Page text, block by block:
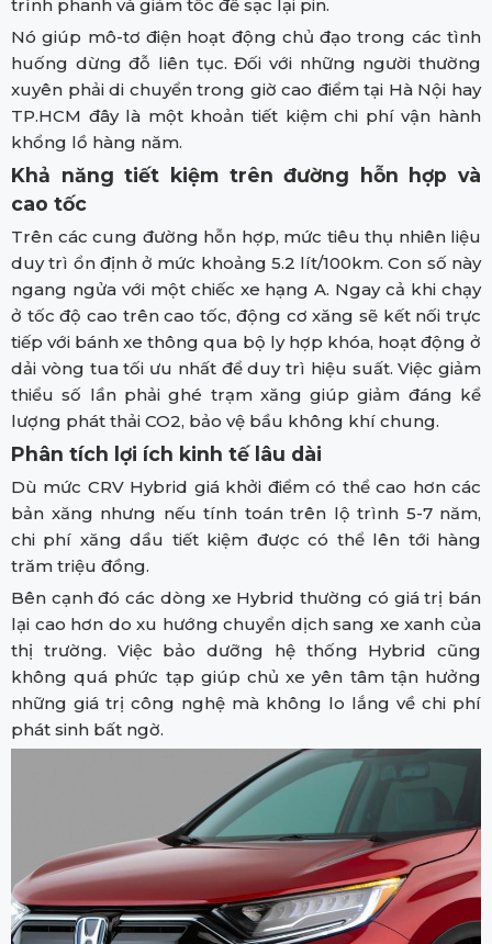
trình phanh và giảm tốc để sạc lại pin.
Nó giúp mô-tơ điện hoạt động chủ đạo trong các tình
huống dừng đỗ liên tục. Đối với những người thường
xuyên phải di chuyển trong giờ cao điểm tại Hà Nội hay
TP.HCM đây là một khoản tiết kiệm chi phí vận hành
khổng lồ hàng năm.
Khả năng tiết kiệm trên đường hỗn hợp và
cao tốc
Trên các cung đường hỗn hợp, mức tiêu thụ nhiên liệu
duy trì ổn định ở mức khoảng 5.2 lít/100km. Con số này
ngang ngửa với một chiếc xe hạng A. Ngay cả khi chạy
ở tốc độ cao trên cao tốc, động cơ xăng sẽ kết nối trực
tiếp với bánh xe thông qua bộ ly hợp khóa, hoạt động ở
dải vòng tua tối ưu nhất để duy trì hiệu suất. Việc giảm
thiểu số lần phải ghé trạm xăng giúp giảm đáng kể
lượng phát thải CO2, bảo vệ bầu không khí chung.
Phân tích lợi ích kinh tế lâu dài
Dù mức CRV Hybrid giá khởi điểm có thể cao hơn các
bản xăng nhưng nếu tính toán trên lộ trình 5-7 năm,
chi phí xăng dầu tiết kiệm được có thể lên tới hàng
trăm triệu đồng.
Bên cạnh đó các dòng xe Hybrid thường có giá trị bán
lại cao hơn do xu hướng chuyển dịch sang xe xanh của
thị trường. Việc bảo dưỡng hệ thống Hybrid cũng
không quá phức tạp giúp chủ xe yên tâm tận hưởng
những giá trị công nghệ mà không lo lắng về chi phí
phát sinh bất ngờ.